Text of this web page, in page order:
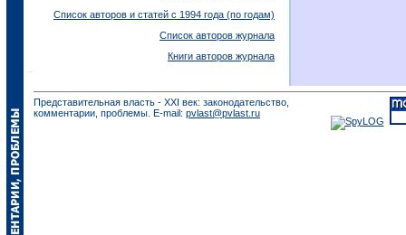
Список авторов и статей с 1994 года (по годам)
Список авторов журнала
Книги авторов журнала
Представительная власть - XXI век: законодательство,
комментарии, проблемы. E-mail: pvlast@pvlast.ru